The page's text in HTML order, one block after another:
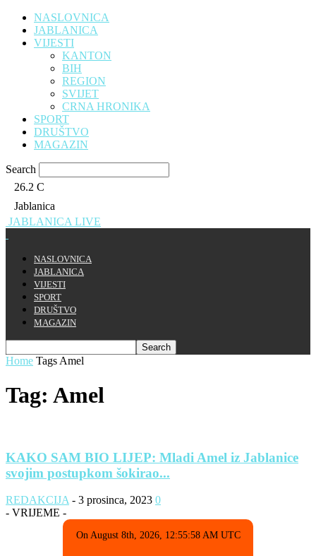
NASLOVNICA
JABLANICA
VIJESTI
KANTON
BIH
REGION
SVIJET
CRNA HRONIKA
SPORT
DRUŠTVO
MAGAZIN
Search
26.2 C
Jablanica
JABLANICA LIVE
NASLOVNICA
JABLANICA
VIJESTI
SPORT
DRUŠTVO
MAGAZIN
Home Tags Amel
Tag: Amel
KAKO SAM BIO LIJEP: Mladi Amel iz Jablanice
svojim postupkom šokirao...
REDAKCIJA - 3 prosinca, 2023 0
- VRIJEME -
On August 8th, 2026, 12:55:58 AM UTC